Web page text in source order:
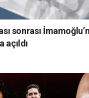
sonrası
açıldı